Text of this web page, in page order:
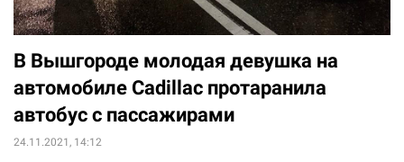
В Вышгороде молодая девушка на
автомобиле Cadillac протаранила
автобус с пассажирами
24.11.2021, 14:12